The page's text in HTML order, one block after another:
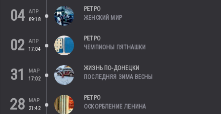
04 АПР
09:18
РЕТРО
ЖЕНСКИЙ МИР
02
АПР
17:04
РЕТРО
ЧЕМПИОНЫ ПЯТНАШКИ
31
МАР
17:02
ЖИЗНЬ ПО-ДОНЕЦКИ
ПОСЛЕДНЯЯ ЗИМА ВЕСНЫ
28
МАР
21:42
РЕТРО
ОСКОРБЛЕНИЕ ЛЕНИНА